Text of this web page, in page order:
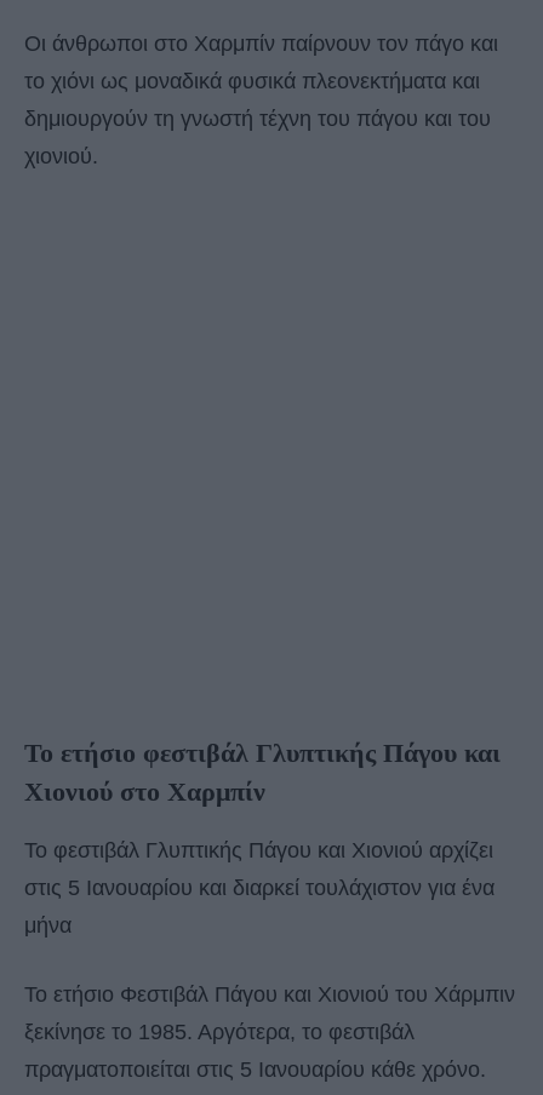
Οι άνθρωποι στο Χαρμπίν παίρνουν τον πάγο και
το χιόνι ως μοναδικά φυσικά πλεονεκτήματα και
δημιουργούν τη γνωστή τέχνη του πάγου και του
χιονιού.
Το ετήσιο φεστιβάλ Γλυπτικής Πάγου και
Χιονιού στο Χαρμπίν
Το φεστιβάλ Γλυπτικής Πάγου και Χιονιού αρχίζει
στις 5 Ιανουαρίου και διαρκεί τουλάχιστον για ένα
μήνα
Το ετήσιο Φεστιβάλ Πάγου και Χιονιού του Χάρμπιν
ξεκίνησε το 1985. Αργότερα, το φεστιβάλ
πραγματοποιείται στις 5 Ιανουαρίου κάθε χρόνο.